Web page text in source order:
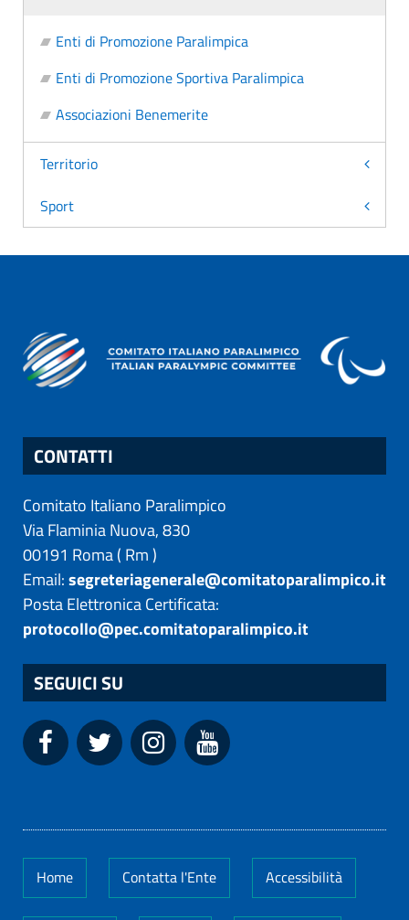
Enti di Promozione Paralimpica
Enti di Promozione Sportiva Paralimpica
Associazioni Benemerite
Territorio
Sport
CONTATTI
Comitato Italiano Paralimpico
Via Flaminia Nuova, 830
00191 Roma( Rm)
Email:segreteriagenerale@comitatoparalimpico.it
Posta Elettronica Certificata:
protocollo@pec.comitatoparalimpico.it
SEGUICI SU
Home Contatta l'Ente Accessibilità